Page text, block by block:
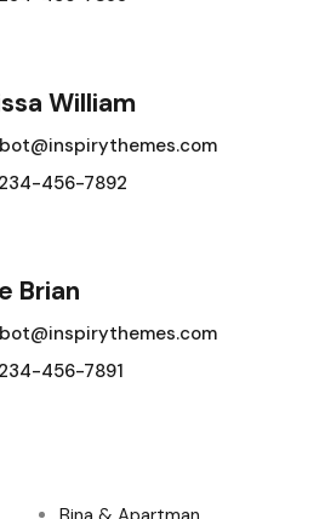
William
456-7892
Brian
456-7891